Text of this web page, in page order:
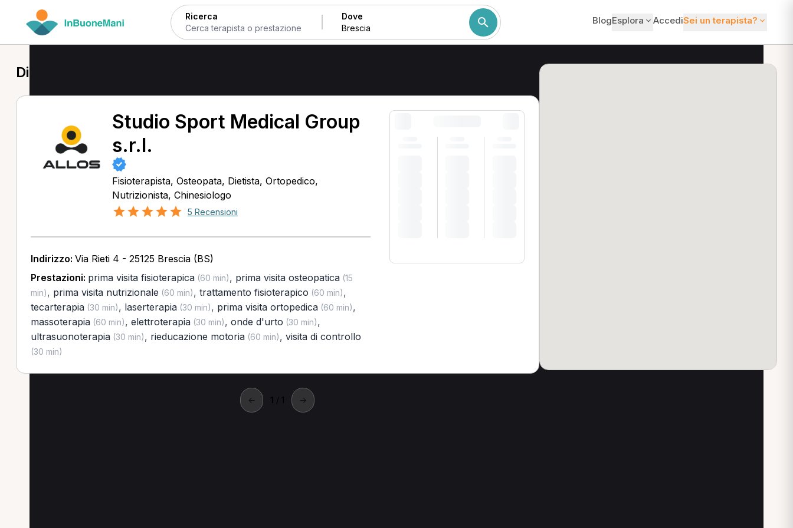
Ricerca Dove BlogEsplora AccediSei un terapista?
Dietista a Brescia
Studio Sport Medical Group
s.r.l.
Fisioterapista, Osteopata, Dietista, Ortopedico,
Nutrizionista, Chinesiologo
5 Recensioni
Indirizzo: Via Rieti 4 - 25125 Brescia (BS)
Prestazioni: prima visita fisioterapica(60 min), prima visita osteopatica(15
min), prima visita nutrizionale (60 min), trattamento fisioterapico (60 min),
tecarterapia(30 min), laserterapia(30 min), prima visita ortopedica(60 min),
massoterapia(60 min), elettroterapia(30 min), onde d'urto (30 min),
ultrasuonoterapia(30 min), rieducazione motoria(60 min), visita di controllo
(30 min)
← 1 / 1 →